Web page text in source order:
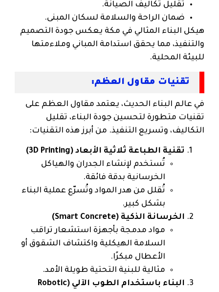
تقليل تكاليف الصيانة.
ضمان الراحة والسلامة لسكان المبنى.
هيكل البناء المثالي في مكة يعكس جودة التصميم
والتنفيذ، مما يحقق استدامة المباني وملاءمتها
للبيئة المحلية.
تقنيات مقاول العظم:
في عالم البناء الحديث، يعتمد مقاول العظم على
تقنيات متطورة لتحسين جودة البناء، تقليل
التكاليف، وتسريع التنفيذ. من أبرز هذه التقنيات:
تقنية الطباعة ثلاثية الأبعاد (3D Printing)
تُستخدم لإنشاء الجدران والهياكل
الخرسانية بدقة فائقة.
تُقلل من هدر المواد وتُسرّع عملية البناء
بشكل كبير.
الخرسانة الذكية (Smart Concrete)
مواد مدمجة بأجهزة استشعار تراقب
السلامة الهيكلية واكتشاف الشقوق أو
الأعطال مبكرًا.
مثالية للبنية التحتية طويلة الأمد.
البناء باستخدام الطوب الآلي (Robotic